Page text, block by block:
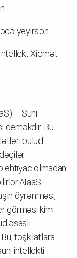
yeyirsən.
Xidmət
– Süni
deməkdir. Bu
bulud
ehtiyac olmadan
öyrənməsi,
görməsi kimi
əsaslı
təşkilatlara
intellekti